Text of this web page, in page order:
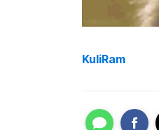
KuliRam